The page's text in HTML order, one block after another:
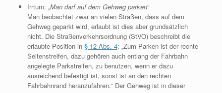
Irrtum: „Man darf auf dem Gehweg parken“
Man beobachtet zwar an vielen Straßen, dass auf dem
Gehweg geparkt wird, erlaubt ist dies aber grundsätzlich
nicht. Die Straßenverkehrsordnung (StVO) beschreibt die
erlaubte Position in § 12 Abs. 4: „Zum Parken ist der rechte
Seitenstreifen, dazu gehören auch entlang der Fahrbahn
angelegte Parkstreifen, zu benutzen, wenn er dazu
ausreichend befestigt ist, sonst ist an den rechten
Fahrbahnrand heranzufahren.“ Der Gehweg ist in dieser